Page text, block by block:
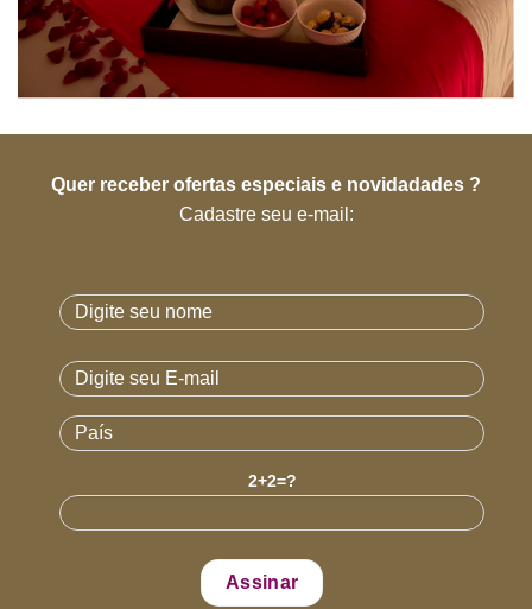
Quer receber ofertas especiais e novidadades ?
Cadastre seu e-mail:
2+2=?